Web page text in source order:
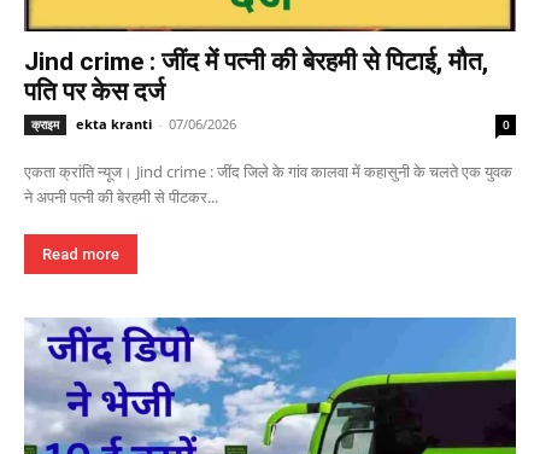
Jind crime : जींद में पत्नी की बेरहमी से पिटाई, मौत,
पति पर केस दर्ज
क्राइम ekta kranti - 07/06/2026 0
एकता क्रांति न्यूज। Jind crime : जींद जिले के गांव कालवा में कहासुनी के चलते एक युवक
ने अपनी पत्नी की बेरहमी से पीटकर...
Read more